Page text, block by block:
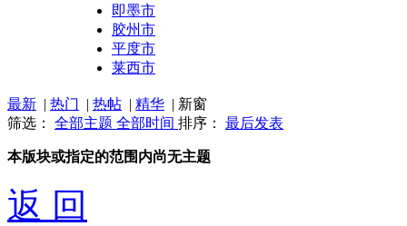
即墨市
胶州市
平度市
莱西市
最新 | 热门 | 热帖 | 精华 | 新窗
筛选： 全部主题 全部时间 排序： 最后发表
本版块或指定的范围内尚无主题
返 回